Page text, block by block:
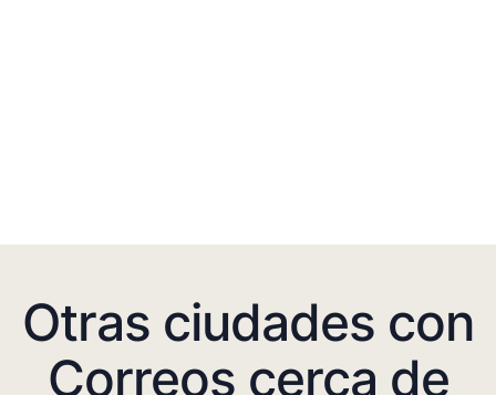
Otras ciudades con
Correos cerca de